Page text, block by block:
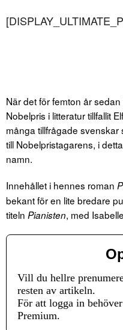
När det för femton år
Nobelpris i litteratur tillfallit
många tillfrågade
till Nobelpristagarens, i
namn.
Innehållet i hennes roman
bekant för en lite bredare
titeln Pianisten, med
Vill du hellre
resten av artikeln.
För att logga in
Premium.